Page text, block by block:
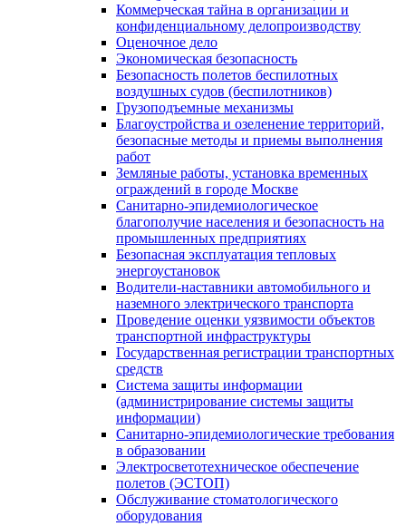
Коммерческая тайна в организации и
конфиденциальному делопроизводству
Оценочное дело
Экономическая безопасность
Безопасность полетов беспилотных
воздушных судов (беспилотников)
Грузоподъемные механизмы
Благоустройства и озеленение территорий,
безопасные методы и приемы выполнения
работ
Земляные работы, установка временных
ограждений в городе Москве
Санитарно-эпидемиологическое
благополучие населения и безопасность на
промышленных предприятиях
Безопасная эксплуатация тепловых
энергоустановок
Водители-наставники автомобильного и
наземного электрического транспорта
Проведение оценки уязвимости объектов
транспортной инфраструктуры
Государственная регистрации транспортных
средств
Система защиты информации
(администрирование системы защиты
информации)
Санитарно-эпидемиологические требования
в образовании
Электросветотехническое обеспечение
полетов (ЭСТОП)
Обслуживание стоматологического
оборудования